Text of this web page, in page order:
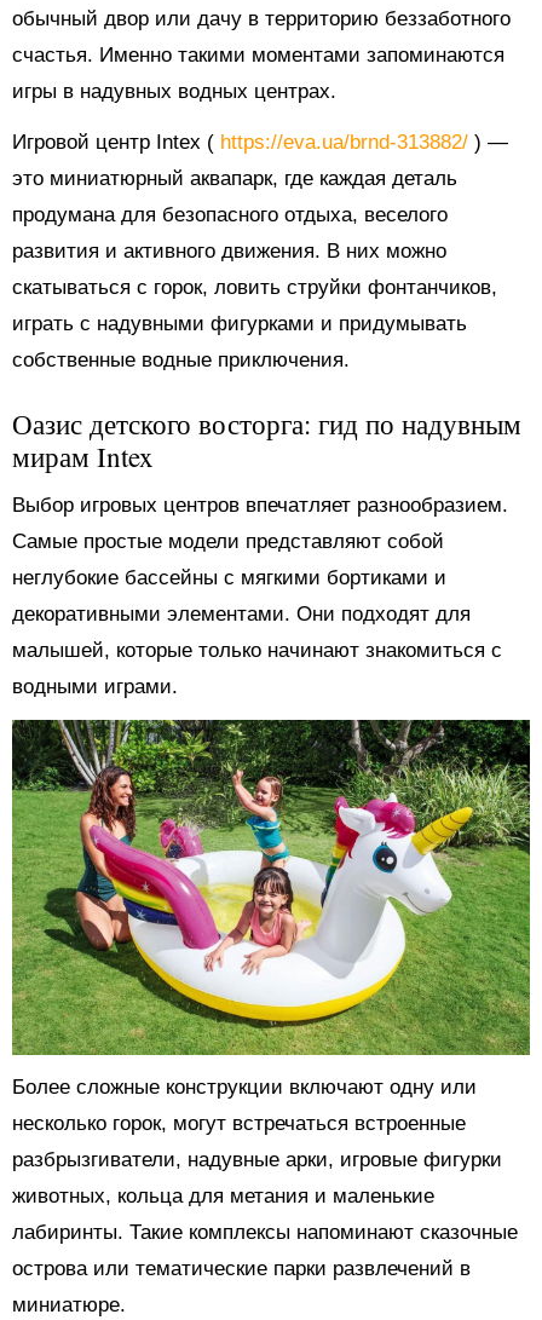
обычный двор или дачу в территорию беззаботного
счастья. Именно такими моментами запоминаются
игры в надувных водных центрах.
Игровой центр Intex ( https://eva.ua/brnd-313882/ ) —
это миниатюрный аквапарк, где каждая деталь
продумана для безопасного отдыха, веселого
развития и активного движения. В них можно
скатываться с горок, ловить струйки фонтанчиков,
играть с надувными фигурками и придумывать
собственные водные приключения.
Оазис детского восторга: гид по надувным
мирам Intex
Выбор игровых центров впечатляет разнообразием.
Самые простые модели представляют собой
неглубокие бассейны с мягкими бортиками и
декоративными элементами. Они подходят для
малышей, которые только начинают знакомиться с
водными играми.
Более сложные конструкции включают одну или
несколько горок, могут встречаться встроенные
разбрызгиватели, надувные арки, игровые фигурки
животных, кольца для метания и маленькие
лабиринты. Такие комплексы напоминают сказочные
острова или тематические парки развлечений в
миниатюре.